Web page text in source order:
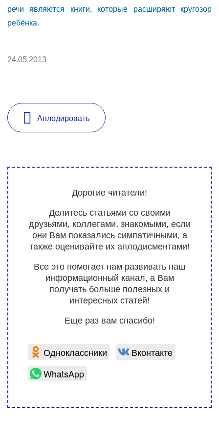
речи являются книги, которые расширяют кругозор
ребёнка.
24.05.2013
Аплодировать
Дорогие читатели!
Делитесь статьями со своими
друзьями, коллегами, знакомыми, если
они Вам показались симпатичными, а
также оценивайте их аплодисментами!
Все это помогает нам развивать наш
информационный канал, а Вам
получать больше полезных и
интересных статей!
Еще раз вам спасибо!
Одноклассники
Вконтакте
WhatsApp